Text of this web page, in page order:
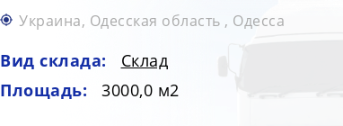
Украина, Одесская область , Одесса
Вид склада:
Склад
Площадь:
3000,0 м2